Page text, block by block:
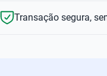
Transação segura,